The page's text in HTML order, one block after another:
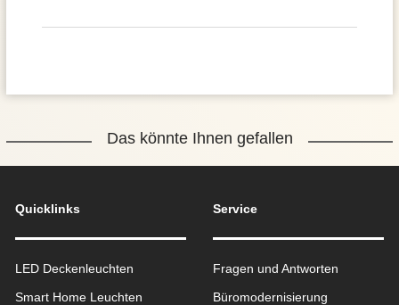
Das könnte Ihnen gefallen
Quicklinks
LED Deckenleuchten
Smart Home Leuchten
Service
Fragen und Antworten
Büromodernisierung